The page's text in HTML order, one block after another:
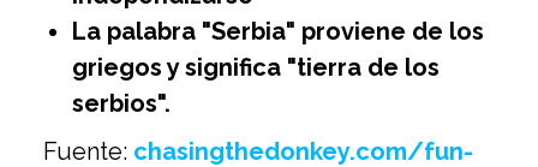
La palabra "Serbia" proviene de los
griegos y significa "tierra de los
serbios".
Fuente: chasingthedonkey.com/fun-